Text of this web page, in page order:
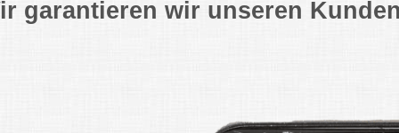
garantieren wir unseren